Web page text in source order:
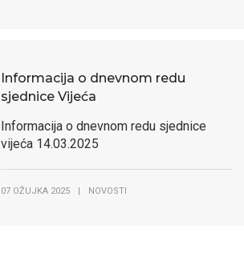
Informacija o dnevnom redu
sjednice Vijeća
Informacija o dnevnom redu sjednice
vijeća 14.03.2025
07 OŽUJKA 2025 | NOVOSTI